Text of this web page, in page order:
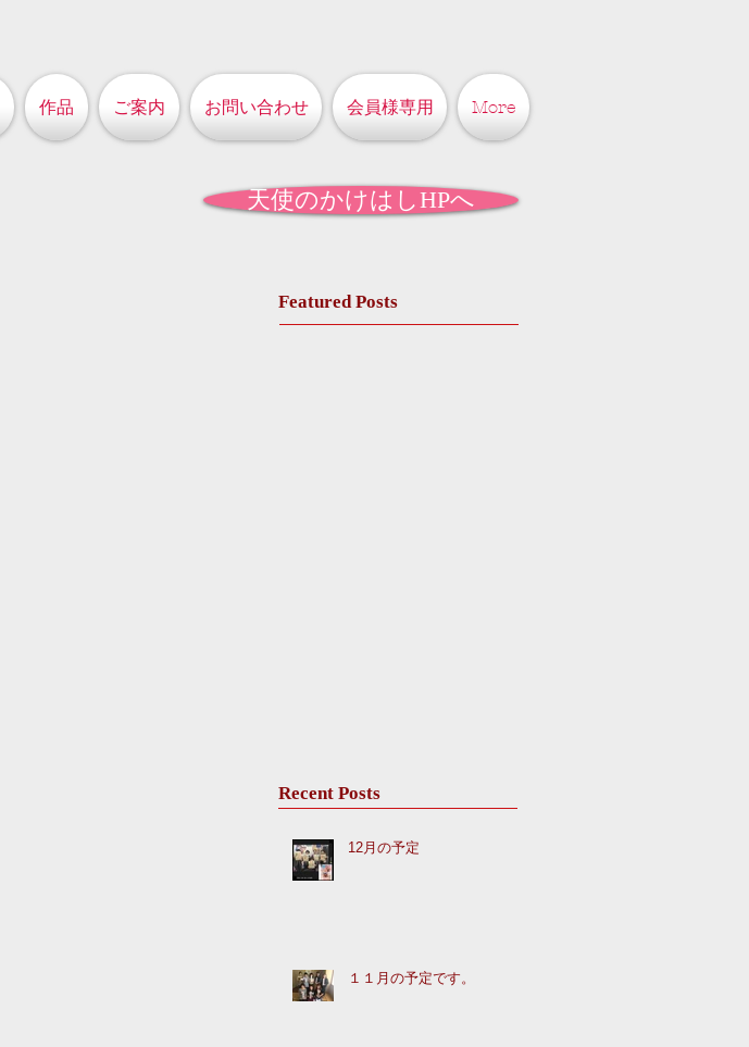
作品 ご案内 お問い合わせ 会員様専用 More
天使のかけはしHPへ
Featured Posts
Recent Posts
12月の予定
１１月の予定です。